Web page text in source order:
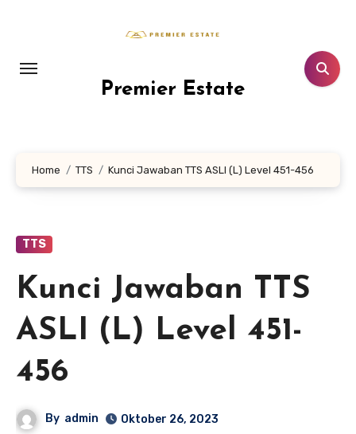
Premier Estate
Home TTS Kunci Jawaban TTS ASLI (L) Level 451-456
TTS
Kunci Jawaban TTS
ASLI (L) Level 451-
456
By admin Oktober 26, 2023